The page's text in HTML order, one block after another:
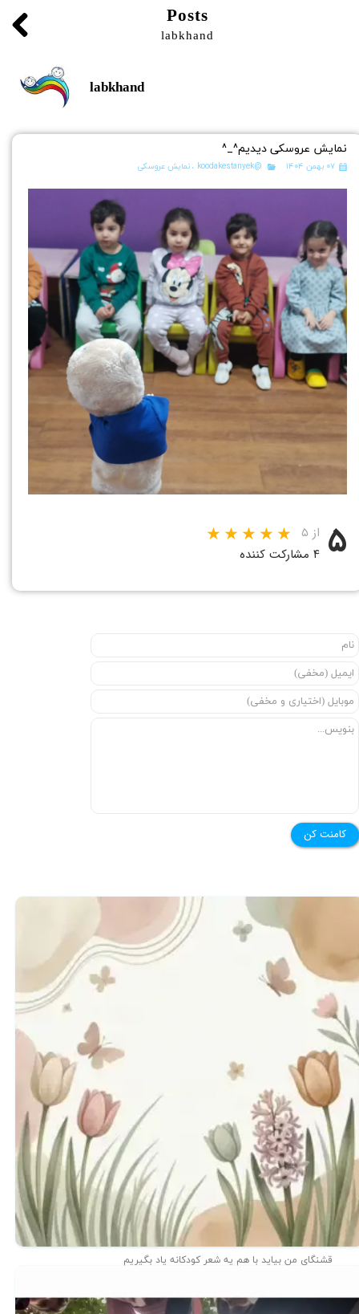
Posts
labkhand
labkhand
نمایش عروسکی دیدیم^_^
۰۷ بهمن ۱۴۰۴ @koodakestanyek ،نمایش عروسکی
۵ از ۵
۴ مشارکت کننده
کامنت کن
قشنگای من بيايد با هم یه شعر کودکانه ياد بگیریم